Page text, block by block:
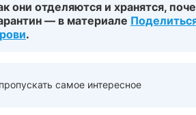
они отделяются и хранятся,
— в материале
.
самое интересное